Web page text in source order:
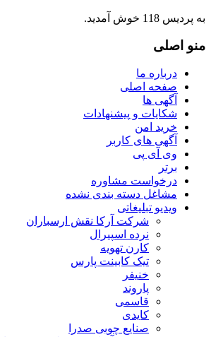
به پردیس 118 خوش آمدید.
منواصلی
درباره ما
صفحه اصلی
آگهی ها
شکایات و پیشنهادات
خرید امن
آگهی های کاربر
وی آی پی
برتر
درخواست مشاوره
مشاغل دسته بندی نشده
ویدیو تبلیغاتی
شرکت آرکا نقش ارسباران
نرده اسپیرال
کارن تهویه
تیک کابینت پارس
خنیفر
پاروند
قاسمی
کایدی
صنایع چوبی صدرا